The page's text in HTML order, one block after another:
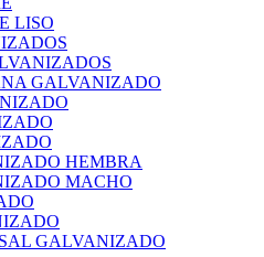
LISO
GALVANIZADO
HEMBRA
MACHO
GALVANIZADO